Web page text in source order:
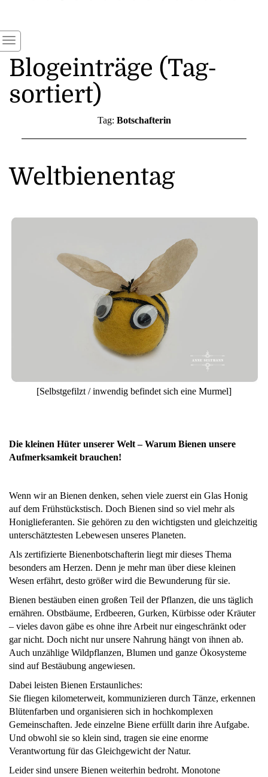
Blogeinträge (Tag-
sortiert)
Tag: Botschafterin
Weltbienentag
[Selbstgefilzt / inwendig befindet sich eine Murmel]
Die kleinen Hüter unserer Welt – Warum Bienen unsere
Aufmerksamkeit brauchen!
Wenn wir an Bienen denken, sehen viele zuerst ein Glas Honig
auf dem Frühstückstisch. Doch Bienen sind so viel mehr als
Honiglieferanten. Sie gehören zu den wichtigsten und gleichzeitig
unterschätztesten Lebewesen unseres Planeten.
Als zertifizierte Bienenbotschafterin liegt mir dieses Thema
besonders am Herzen. Denn je mehr man über diese kleinen
Wesen erfährt, desto größer wird die Bewunderung für sie.
Bienen bestäuben einen großen Teil der Pflanzen, die uns täglich
ernähren. Obstbäume, Erdbeeren, Gurken, Kürbisse oder Kräuter
– vieles davon gäbe es ohne ihre Arbeit nur eingeschränkt oder
gar nicht. Doch nicht nur unsere Nahrung hängt von ihnen ab.
Auch unzählige Wildpflanzen, Blumen und ganze Ökosysteme
sind auf Bestäubung angewiesen.
Dabei leisten Bienen Erstaunliches:
Sie fliegen kilometerweit, kommunizieren durch Tänze, erkennen
Blütenfarben und organisieren sich in hochkomplexen
Gemeinschaften. Jede einzelne Biene erfüllt darin ihre Aufgabe.
Und obwohl sie so klein sind, tragen sie eine enorme
Verantwortung für das Gleichgewicht der Natur.
Leider sind unsere Bienen weiterhin bedroht. Monotone